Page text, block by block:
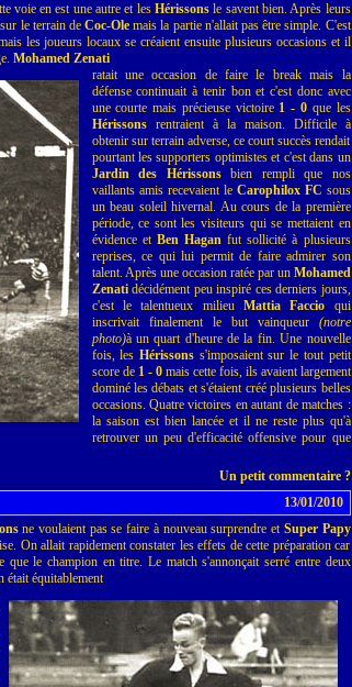
voie en est une autre et les Hérissonsle savent bien. Après leurs
le terrain deCoc-Ole mais la partie n'allait pas être simple. C'est
les joueurs locaux se créaient ensuite plusieurs occasions et il
Mohamed Zenati
ratait une occasion de faire le break mais la
défense continuait à tenir bon et c'est donc avec
une courte mais précieuse victoire 1 - 0que les
Hérissonsrentraient à la maison. Difficile à
obtenir sur terrain adverse, ce court succès rendait
pourtant les supporters optimistes et c'est dans un
Jardin des Hérissonsbien rempli que nos
vaillants amis recevaient le Carophilox FC sous
un beau soleil hivernal. Au cours de la première
période, ce sont les visiteurs qui se mettaient en
évidence et Ben Haganfut sollicité à plusieurs
reprises, ce qui lui permit de faire admirer son
talent. Après une occasion ratée par un Mohamed
Zenatidécidément peu inspiré ces derniers jours,
c'est le talentueux milieu Mattia Faccio qui
inscrivait finalement le but vainqueur (notre
photo)à un quart d'heure de la fin. Une nouvelle
fois, les Hérissonss'imposaient sur le tout petit
score de 1 - 0mais cette fois, ils avaient largement
dominé les débats et s'étaient créé plusieurs belles
occasions. Quatre victoires en autant de matches :
la saison est bien lancée et il ne reste plus qu'à
retrouver un peu d'efficacité offensive pour que
Un petit commentaire ?
13/01/2010
ne voulaient pas se faire à nouveau surprendre et Super Papy
On allait rapidement constater les effets de cette préparation car
que le champion en titre. Le match s'annonçait serré entre deux
était équitablement